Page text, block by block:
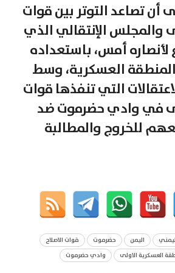
أن تصاعد التوتر بين قوات
والمجلس الإنتقالي الذي
لأنصاره أمس، باستعداده
العسكرية، وسط
التي تنفذها قوات
في وادي حضرموت ضد
للخروج والمطالبة
اليمن حضرموت
قوات الاصلاح
العسكرية الاولى وادي حضرموت